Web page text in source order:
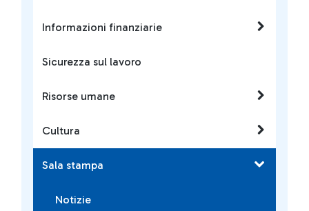
Informazioni finanziarie
Sicurezza sul lavoro
Risorse umane
Cultura
Sala stampa
Notizie